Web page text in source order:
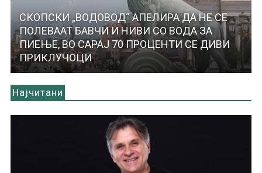
СКОПСКИ „ВОДОВОД“ АПЕЛИРА ДА НЕ СЕ
ПОЛЕВААТ БАВЧИ И НИВИ СО ВОДА ЗА
ПИЕЊЕ, ВО САРАЈ 70 ПРОЦЕНТИ СЕ ДИВИ
ПРИКЛУЧОЦИ
Најчитани